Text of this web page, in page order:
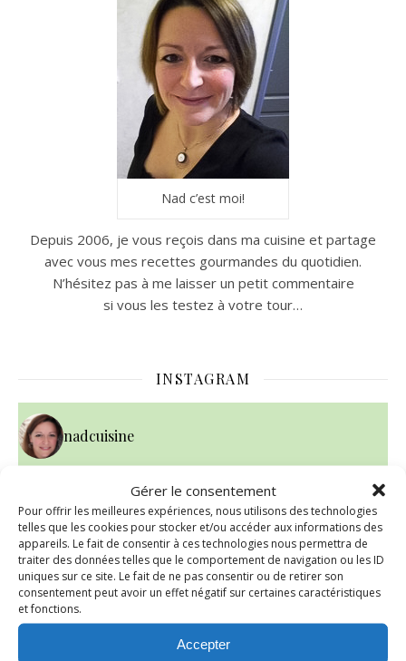
Gérer le consentement
Pour offrir les meilleures expériences, nous utilisons des technologies
telles que les cookies pour stocker et/ou accéder aux informations des
appareils. Le fait de consentir à ces technologies nous permettra de
traiter des données telles que le comportement de navigation ou les ID
uniques sur ce site. Le fait de ne pas consentir ou de retirer son
consentement peut avoir un effet négatif sur certaines caractéristiques
et fonctions.
Accepter
Nad c’est moi!
Depuis 2006, je vous reçois dans ma cuisine et partage
avec vous mes recettes gourmandes du quotidien.
N’hésitez pas à me laisser un petit commentaire
si vous les testez à votre tour…
INSTAGRAM
nadcuisine
Presque un mois que